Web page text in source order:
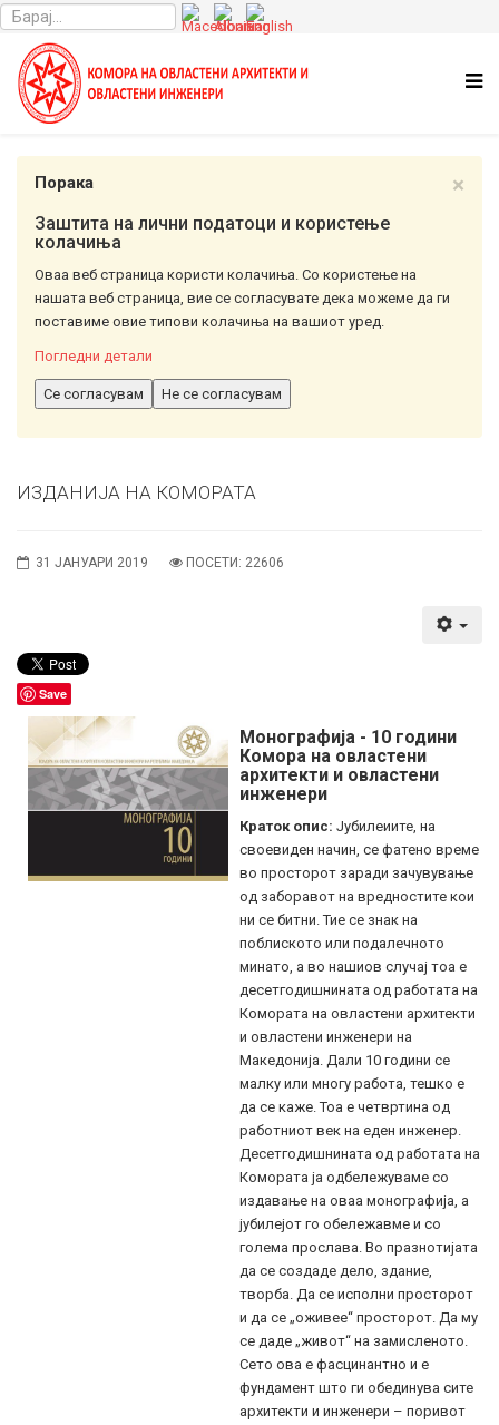
×
Порака
Заштита на лични податоци и користење
колачиња
Оваа веб страница користи колачиња. Со користење на
нашата веб страница, вие се согласувате дека можеме да ги
поставиме овие типови колачиња на вашиот уред.
Погледни детали
Се согласувам Не се согласувам
ИЗДАНИЈА НА КОМОРАТА
31 ЈАНУАРИ 2019 ПОСЕТИ: 22606
Save
Монографија - 10 години
Комора на овластени
архитекти и овластени
инженери
Краток опис: Јубилеиите, на
своевиден начин, се фатено време
во просторот заради зачувување
од заборавот на вредностите кои
ни се битни. Тие се знак на
поблиското или подалечното
минато, а во нашиов случај тоа е
десетгодишнината од работата на
Комората на овластени архитекти
и овластени инженери на
Македонија. Дали 10 години се
малку или многу работа, тешко е
да се каже. Тоа е четвртина од
работниот век на еден инженер.
Десетгодишнината од работата на
Комората ја одбележуваме со
издавање на оваа монографија, а
јубилејот го обележавме и со
голема прослава. Во празнотијата
да се создаде дело, здание,
творба. Да се исполни просторот
и да се „оживее“ просторот. Да му
се даде „живот“ на замисленото.
Сето ова е фасцинантно и е
фундамент што ги обединува сите
архитекти и инженери – поривот